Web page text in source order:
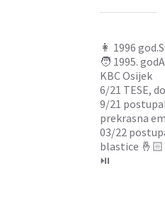
👩 1996
🧑 1995.
KBC Osijek
6/21 TESE,
9/21
prekrasna
03/22
blastice 🤞🏻
⏯️